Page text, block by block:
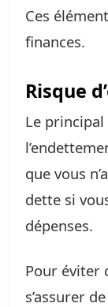
Ces
finances.
Risque
Le
que vous
dette si
dépenses.
Pour éviter
s’assurer